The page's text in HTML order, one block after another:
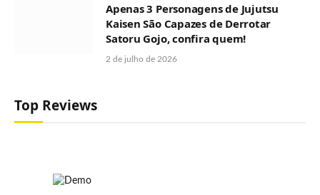
Apenas 3 Personagens de Jujutsu
Kaisen São Capazes de Derrotar
Satoru Gojo, confira quem!
2 de julho de 2026
Top Reviews